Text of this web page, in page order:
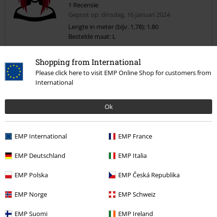
Shopping from International
Please click here to visit EMP Online Shop for customers from
International
Ok
EMP International EMP France
EMP Deutschland EMP Italia
EMP Polska EMP Česká Republika
EMP Norge EMP Schweiz
EMP Suomi EMP Ireland
1 Recensie
Gepost op: dinsdag, 16 januari 2024
Lengte in meter (bijv. 1,78): 1.80
Bestelde maat: L
Het is heel erg mooi, maar de mouwen vallen heel klein.
Dus ik moet helaas retourneren.
Ontwerp
Pasvorm
Breedte
Lengte
Te kort
Perfect